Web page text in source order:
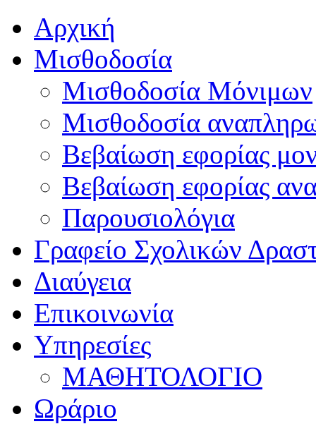
Αρχική
Μισθοδοσία
Μισθοδοσία Μόνιμων
Μισθοδοσία
Βεβαίωση εφορίας
Βεβαίωση εφορίας
Παρουσιολόγια
Γραφείο Σχολικών
Διαύγεια
Επικοινωνία
Υπηρεσίες
ΜΑΘΗΤΟΛΟΓΙΟ
Ωράριο